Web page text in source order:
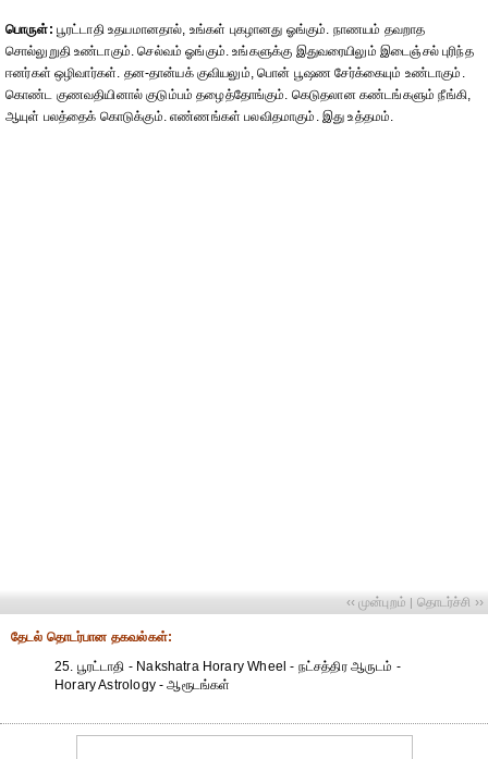
பொருள்: பூரட்டாதி உதயமானதால், உங்கள் புகழானது ஓங்கும். நாணயம் தவறாத
சொல்லுறுதி உண்டாகும். செல்வம் ஓங்கும். உங்களுக்கு இதுவரையிலும் இடைஞ்சல் புரிந்த
ஈனர்கள் ஒழிவார்கள். தன-தான்யக் குவியலும், பொன் பூஷண சேர்க்கையும் உண்டாகும்.
கொண்ட குணவதியினால் குடும்பம் தழைத்தோங்கும். கெடுதலான கண்டங்களும் நீங்கி,
ஆயுள் பலத்தைக் கொடுக்கும். எண்ணங்கள் பலவிதமாகும். இது உத்தமம்.
‹‹ முன்புறம் | தொடர்ச்சி ››
தேட‌ல் தொட‌ர்பான தகவ‌ல்க‌ள்:
25. பூரட்டாதி - Nakshatra Horary Wheel - நட்சத்திர ஆருடம் -
Horary Astrology - ஆரூடங்கள்